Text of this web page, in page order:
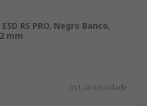
RS PRO, Negro Banco,
mm
651,06 €/unidade